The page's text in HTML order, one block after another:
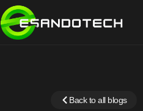
Back to all blogs